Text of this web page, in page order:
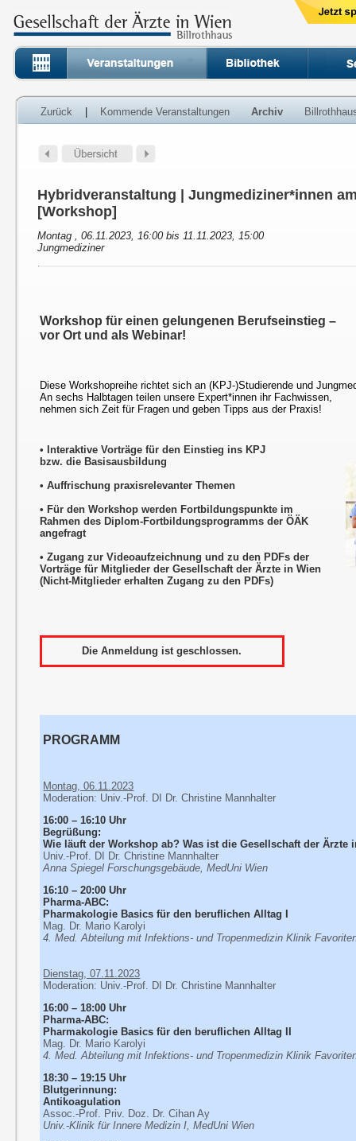
Zurück Kommende Veranstaltungen Archiv
Hybridveranstaltung | Jungmediziner*innen
[Workshop]
Montag , 06.11.2023, 16:00 bis 11.11.2023, 15:00
Jungmediziner
Workshop für einen gelungenen Berufseinstieg –
vor Ort und als Webinar!
Diese Workshopreihe richtet sich an (KPJ-)Studierende und
An sechs Halbtagen teilen unsere Expert*innen ihr Fachwissen,
nehmen sich Zeit für Fragen und geben Tipps aus der Praxis!
• Interaktive Vorträge für den Einstieg ins KPJ
bzw. die Basisausbildung
• Auffrischung praxisrelevanter Themen
• Für den Workshop werden Fortbildungspunkte im
Rahmen des Diplom-Fortbildungsprogramms der ÖÄK
angefragt
• Zugang zur Videoaufzeichnung und zu den PDFs der
Vorträge für Mitglieder der Gesellschaft der Ärzte in Wien
(Nicht-Mitglieder erhalten Zugang zu den PDFs)
Die Anmeldung ist geschlossen.
PROGRAMM
Montag, 06.11.2023
Moderation: Univ.-Prof. DI Dr. Christine Mannhalter
16:00 – 16:10 Uhr
Begrüßung:
Wie läuft der Workshop ab? Was ist die Gesellschaft der Ärzte
Univ.-Prof. DI Dr. Christine Mannhalter
Anna Spiegel Forschungsgebäude, MedUni Wien
16:10 – 20:00 Uhr
Pharma-ABC:
Pharmakologie Basics für den beruflichen Alltag I
Mag. Dr. Mario Karolyi
4. Med. Abteilung mit Infektions- und Tropenmedizin Klinik
Dienstag, 07.11.2023
Moderation: Univ.-Prof. DI Dr. Christine Mannhalter
16:00 – 18:00 Uhr
Pharma-ABC:
Pharmakologie Basics für den beruflichen Alltag II
Mag. Dr. Mario Karolyi
4. Med. Abteilung mit Infektions- und Tropenmedizin Klinik
18:30 – 19:15 Uhr
Blutgerinnung:
Antikoagulation
Assoc.-Prof. Priv. Doz. Dr. Cihan Ay
Univ.-Klinik für Innere Medizin I, MedUni Wien